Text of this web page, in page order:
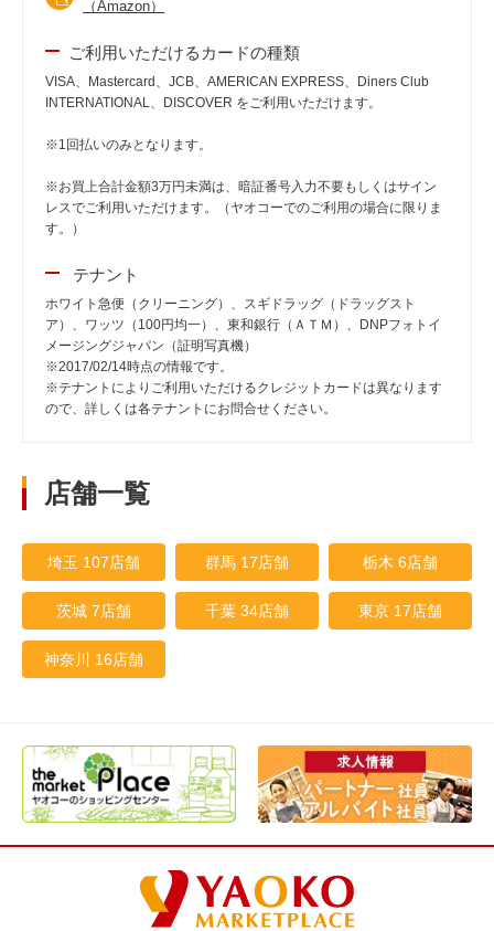
（Amazon）
ご利用いただけるカードの種類
VISA、Mastercard、JCB、AMERICAN EXPRESS、Diners Club
INTERNATIONAL、DISCOVER をご利用いただけます。
※1回払いのみとなります。
※お買上合計金額3万円未満は、暗証番号入力不要もしくはサイン
レスでご利用いただけます。（ヤオコーでのご利用の場合に限りま
す。）
テナント
ホワイト急便（クリーニング）、スギドラッグ（ドラッグスト
ア）、ワッツ（100円均一）、東和銀行（ＡＴＭ）、DNPフォトイ
メージングジャパン（証明写真機）
※2017/02/14時点の情報です。
※テナントによりご利用いただけるクレジットカードは異なります
ので、詳しくは各テナントにお問合せください。
店舗一覧
埼玉 107店舗 群馬 17店舗 栃木 6店舗
茨城 7店舗 千葉 34店舗 東京 17店舗
神奈川 16店舗